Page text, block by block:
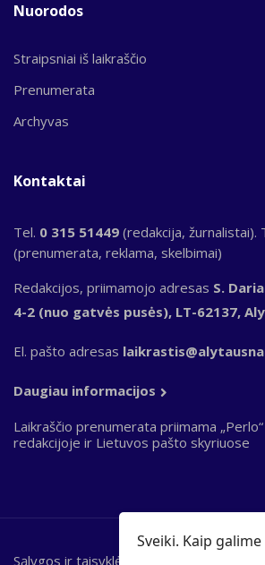
Nuorodos
Straipsniai iš laikraščio
Prenumerata
Archyvas
Kontaktai
Tel. 0 315 51449 (redakcija, žurnalistai).
(prenumerata, reklama, skelbimai)
Redakcijos, priimamojo adresas S.
4-2 (nuo gatvės pusės), LT-62137,
El. pašto adresas
Daugiau informacijos
Laikraščio prenumerata priimama
redakcijoje ir Lietuvos pašto skyriuose
Sąlygos ir taisyklės
Sveiki. Kaip